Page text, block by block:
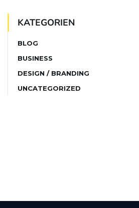
KATEGORIEN
BLOG
BUSINESS
DESIGN / BRANDING
UNCATEGORIZED